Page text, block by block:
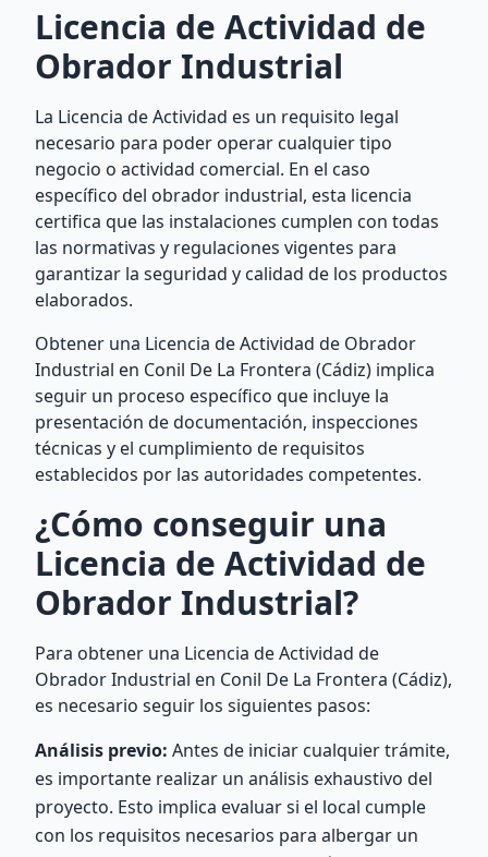
Licencia de Actividad de
Obrador Industrial
La Licencia de Actividad es un requisito legal
necesario para poder operar cualquier tipo
negocio o actividad comercial. En el caso
específico del obrador industrial, esta licencia
certifica que las instalaciones cumplen con todas
las normativas y regulaciones vigentes para
garantizar la seguridad y calidad de los productos
elaborados.
Obtener una Licencia de Actividad de Obrador
Industrial en Conil De La Frontera (Cádiz) implica
seguir un proceso específico que incluye la
presentación de documentación, inspecciones
técnicas y el cumplimiento de requisitos
establecidos por las autoridades competentes.
¿Cómo conseguir una
Licencia de Actividad de
Obrador Industrial?
Para obtener una Licencia de Actividad de
Obrador Industrial en Conil De La Frontera (Cádiz),
es necesario seguir los siguientes pasos:
Análisis previo: Antes de iniciar cualquier trámite,
es importante realizar un análisis exhaustivo del
proyecto. Esto implica evaluar si el local cumple
con los requisitos necesarios para albergar un